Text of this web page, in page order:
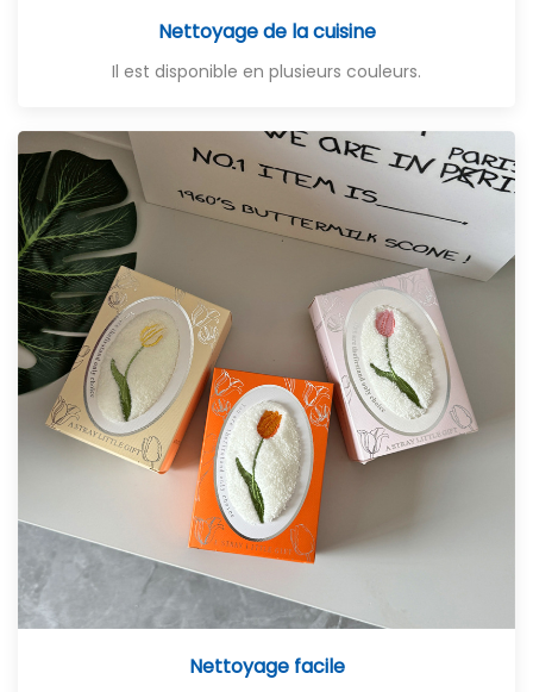
Nettoyage de la cuisine
Il est disponible en plusieurs couleurs.
Nettoyage facile